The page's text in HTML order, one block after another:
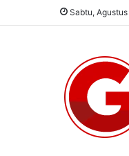
Sabtu,